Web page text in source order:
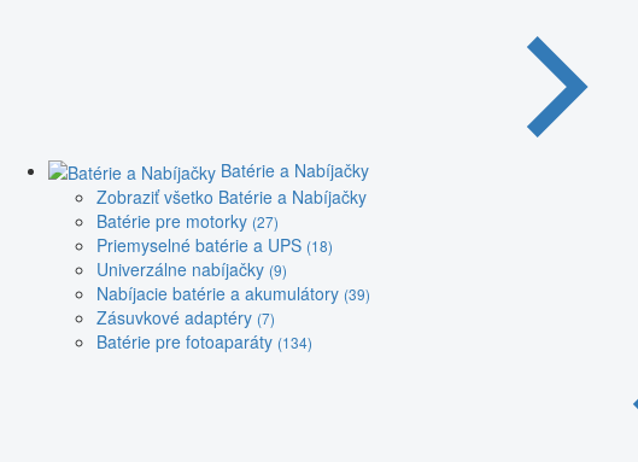
Batérie a Nabíjačky
Zobraziť všetko Batérie a Nabíjačky
Batérie pre motorky (27)
Priemyselné batérie a UPS (18)
Univerzálne nabíjačky (9)
Nabíjacie batérie a akumulátory (39)
Zásuvkové adaptéry (7)
Batérie pre fotoaparáty (134)